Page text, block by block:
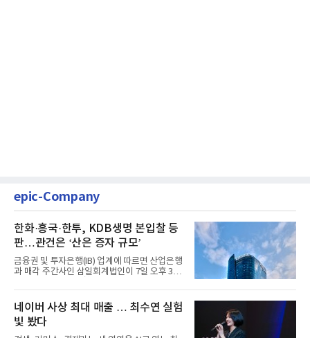
epic-Company
한화·흥국·한투, KDB생명 본입찰 등
판…관건은 ‘산은 증자 규모’
금융권 및 투자은행(IB) 업계에 따르면 산업은행
과 매각 주간사인 삼일회계법인이 7일 오후 3시
네이버 사상 최대 매출 … 최수연 실험
빛 봤다